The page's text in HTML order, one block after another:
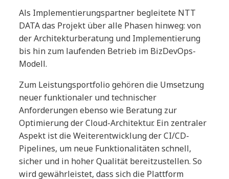
Als Implementierungspartner begleitete NTT
DATA das Projekt über alle Phasen hinweg: von
der Architekturberatung und Implementierung
bis hin zum laufenden Betrieb im BizDevOps-
Modell.
Zum Leistungsportfolio gehören die Umsetzung
neuer funktionaler und technischer
Anforderungen ebenso wie Beratung zur
Optimierung der Cloud-Architektur. Ein zentraler
Aspekt ist die Weiterentwicklung der CI/CD-
Pipelines, um neue Funktionalitäten schnell,
sicher und in hoher Qualität bereitzustellen. So
wird gewährleistet, dass sich die Plattform